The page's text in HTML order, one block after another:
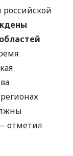
российской
отметил